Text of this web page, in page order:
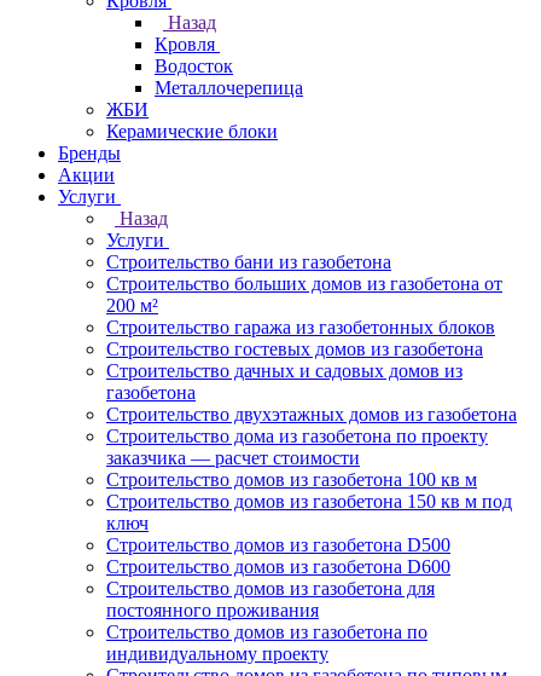
Назад
Кровля
Водосток
Металлочерепица
ЖБИ
Керамические блоки
Бренды
Акции
Услуги
Назад
Услуги
Строительство бани из газобетона
Строительство больших домов из газобетона от
200 м²
Строительство гаража из газобетонных блоков
Строительство гостевых домов из газобетона
Строительство дачных и садовых домов из
газобетона
Строительство двухэтажных домов из газобетона
Строительство дома из газобетона по проекту
заказчика — расчет стоимости
Строительство домов из газобетона 100 кв м
Строительство домов из газобетона 150 кв м под
ключ
Строительство домов из газобетона D500
Строительство домов из газобетона D600
Строительство домов из газобетона для
постоянного проживания
Строительство домов из газобетона по
индивидуальному проекту